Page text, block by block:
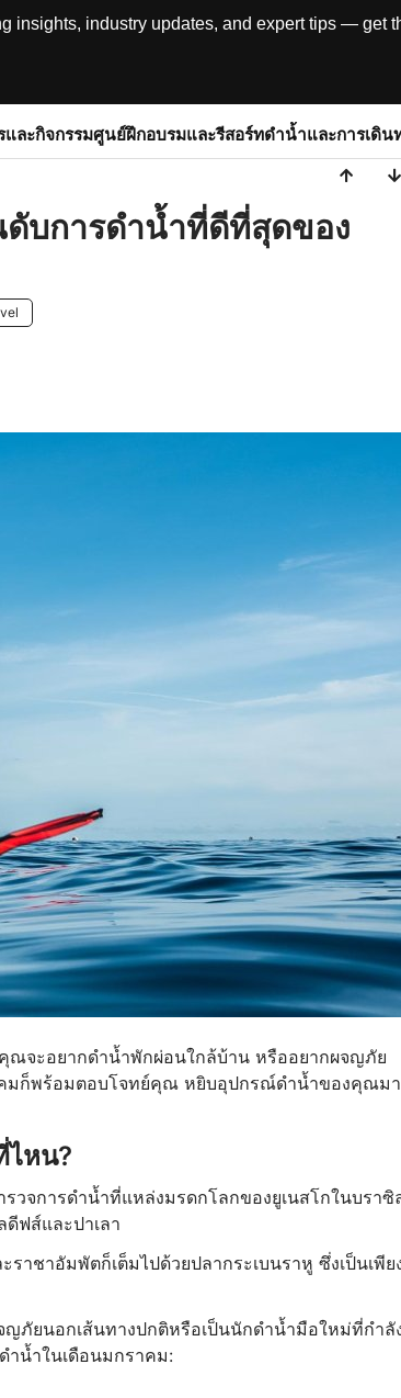
insights, industry updates, and expert tips — get
ละกิจกรรมศูนย์ฝึกอบรมและรีสอร์ทดำน้ำและการเดิน
ดับการดำน้ำที่ดีที่สุดของ
คุณจะอยากดำน้ำพักผ่อนใกล้บ้าน หรืออยากผจญภัย
มก็พร้อมตอบโจทย์คุณ หยิบอุปกรณ์ดำน้ำของคุณมา
ไหน?
จการดำน้ำที่แหล่งมรดกโลกของยูเนสโกในบราซิ
ฟส์และปาเลา
าชาอัมพัตก็เต็มไปด้วยปลากระเบนราหู ซึ่งเป็นเพีย
ภัยนอกเส้นทางปกติหรือเป็นนักดำน้ำมือใหม่ที่กำลั
ำน้ำในเดือนมกราคม: